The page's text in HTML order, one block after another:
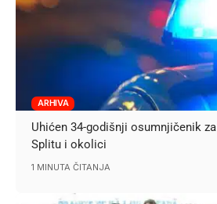
ARHIVA
Uhićen 34-godišnji osumnjičenik
Splitu i okolici
1 MINUTA ČITANJA